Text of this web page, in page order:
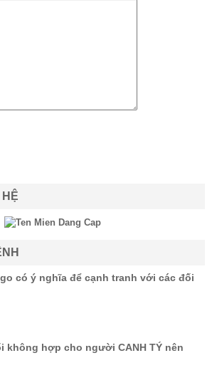
có ý nghĩa để cạnh tranh với các đối
không hợp cho người CANH TÝ nên